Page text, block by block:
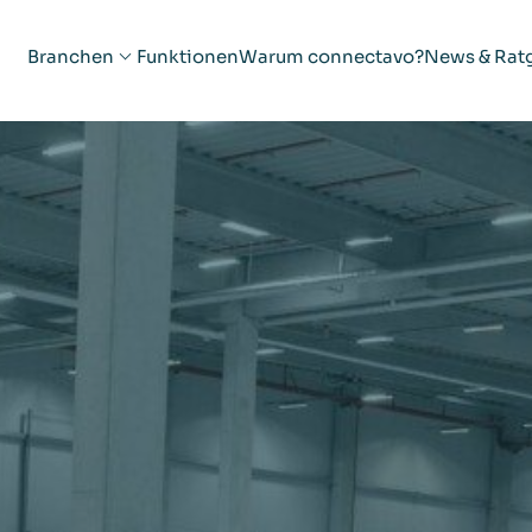
Branchen FunktionenWarum connectavo?News &